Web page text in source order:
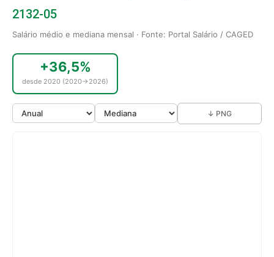
2132-05
Salário médio e mediana mensal · Fonte: Portal Salário / CAGED
+36,5%
desde 2020 (2020→2026)
↓ PNG